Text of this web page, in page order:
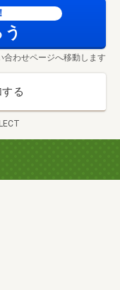
～）
物件のご紹介も可
)
ーンのご相談や弊
明いたします
相談ください
号をお知らせくだ
合わせページへ移動します
る